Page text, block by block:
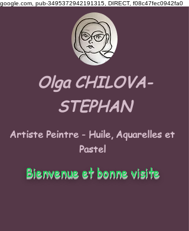
google.com, pub-3495372942191315, DIRECT, f08c47fec0942fa0
Olga CHILOVA-
STEPHAN
Artiste Peintre - Huile, Aquarelles et
Pastel
Bienvenue et bonne visite